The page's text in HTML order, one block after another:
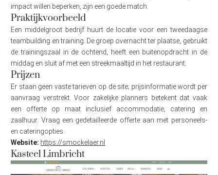
impact willen beperken, zijn een goede match.
Praktijkvoorbeeld
Een middelgroot bedrijf huurt de locatie voor een tweedaagse
teambuilding en training. De groep overnacht ter plaatse, gebruikt
de trainingszaal in de ochtend, heeft een buitenopdracht in de
middag en sluit af met een streekmaaltijd in het restaurant.
Prijzen
Er staan geen vaste tarieven op de site; prijsinformatie wordt per
aanvraag verstrekt. Voor zakelijke planners betekent dat vaak
een offerte op maat inclusief accommodatie, catering en
zaalhuur. Vraag een gedetailleerde offerte aan met personeels-
en cateringopties.
Website: https://smockelaer.nl
Kasteel Limbricht